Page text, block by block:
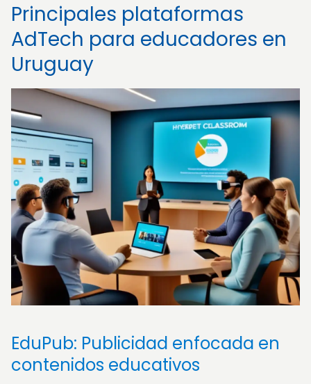
Principales plataformas
AdTech para educadores en
Uruguay
EduPub: Publicidad enfocada en
contenidos educativos